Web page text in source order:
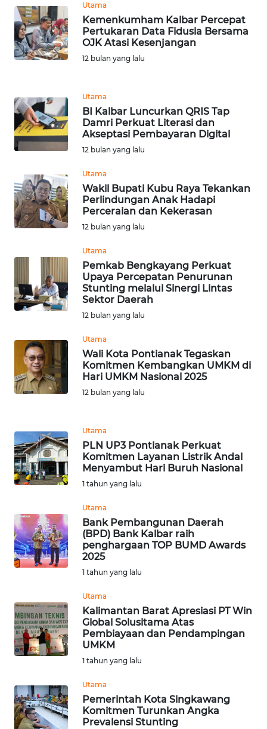
Utama
Kemenkumham Kalbar Percepat
Pertukaran Data Fidusia Bersama
OJK Atasi Kesenjangan
12 bulan yang lalu
Utama
BI Kalbar Luncurkan QRIS Tap
Damri Perkuat Literasi dan
Akseptasi Pembayaran Digital
12 bulan yang lalu
Utama
Wakil Bupati Kubu Raya Tekankan
Perlindungan Anak Hadapi
Perceraian dan Kekerasan
12 bulan yang lalu
Utama
Pemkab Bengkayang Perkuat
Upaya Percepatan Penurunan
Stunting melalui Sinergi Lintas
Sektor Daerah
12 bulan yang lalu
Utama
Wali Kota Pontianak Tegaskan
Komitmen Kembangkan UMKM di
Hari UMKM Nasional 2025
12 bulan yang lalu
Utama
PLN UP3 Pontianak Perkuat
Komitmen Layanan Listrik Andal
Menyambut Hari Buruh Nasional
1 tahun yang lalu
Utama
Bank Pembangunan Daerah
(BPD) Bank Kalbar raih
penghargaan TOP BUMD Awards
2025
1 tahun yang lalu
Utama
Kalimantan Barat Apresiasi PT Win
Global Solusitama Atas
Pembiayaan dan Pendampingan
UMKM
1 tahun yang lalu
Utama
Pemerintah Kota Singkawang
Komitmen Turunkan Angka
Prevalensi Stunting
WN
DANAU
TOBA
WN
LANGKAT
SELATAN
WN
TANJUNG
WN
KARO
WN
LABUHANBATU
TENGAH
WN DELI
SERDANG
TEBING
TINGGI
WN
WN
KARAWANG
WN
WN
BOGOR